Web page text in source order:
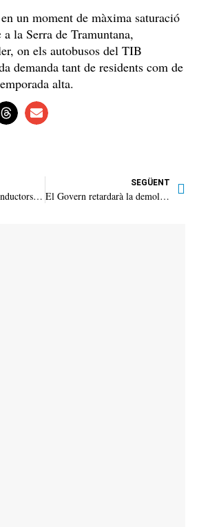
un moment de màxima saturació
la Serra de Tramuntana,
on els autobusos del TIB
demanda tant de residents com de
alta.
Alleugeriment als conductors a les Set Cases durant les fires
SEGÜENT
El Govern retardarà la demolició del Fantasio a la tardor